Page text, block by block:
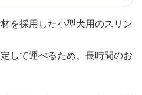
を採用した小型犬用のスリン
して運べるため、長時間のお